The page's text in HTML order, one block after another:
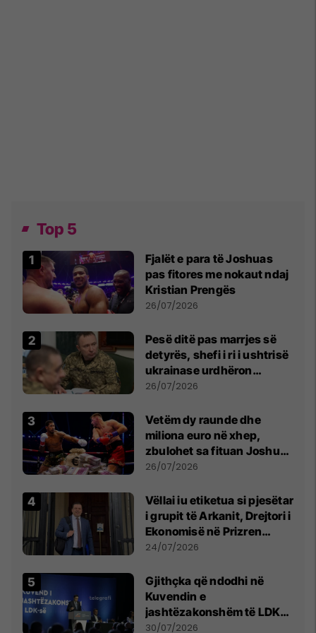
Top 5
Fjalët e para të Joshuas
pas fitores me nokaut ndaj
Kristian Prengës
26/07/2026
Pesë ditë pas marrjes së
detyrës, shefi i ri i ushtrisë
ukrainase urdhëron
kontroll të madh
26/07/2026
Vetëm dy raunde dhe
miliona euro në xhep,
zbulohet sa fituan Joshua
e Prenga
26/07/2026
Vëllai iu etiketua si pjesëtar
i grupit të Arkanit, Drejtori i
Ekonomisë në Prizren
mohon pretendimet
24/07/2026
Gjithçka që ndodhi në
Kuvendin e
jashtëzakonshëm të LDK-
së
30/07/2026